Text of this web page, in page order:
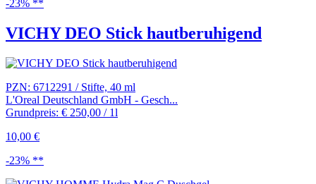
-23% **
VICHY DEO Stick hautberuhigend
PZN: 6712291 / Stifte, 40 ml
L'Oreal Deutschland GmbH - Gesch...
Grundpreis: € 250,00 / 1l
10,00 €
-23% **